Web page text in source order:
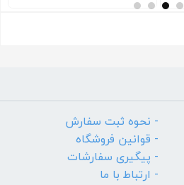
- نحوه ثبت سفارش
- قوانین فروشگاه
- پیگیری سفارشات
- ارتباط با ما